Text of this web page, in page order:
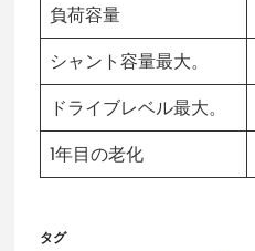
負荷容量
シャント容量最大。
ドライブレベル最大。
1年目の老化
タグ